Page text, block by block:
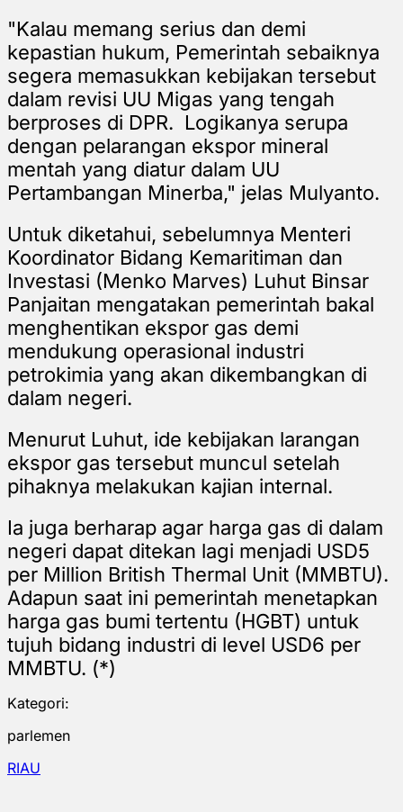
"Kalau memang serius dan demi
kepastian hukum, Pemerintah sebaiknya
segera memasukkan kebijakan tersebut
dalam revisi UU Migas yang tengah
berproses di DPR. Logikanya serupa
dengan pelarangan ekspor mineral
mentah yang diatur dalam UU
Pertambangan Minerba," jelas Mulyanto.
Untuk diketahui, sebelumnya Menteri
Koordinator Bidang Kemaritiman dan
Investasi (Menko Marves) Luhut Binsar
Panjaitan mengatakan pemerintah bakal
menghentikan ekspor gas demi
mendukung operasional industri
petrokimia yang akan dikembangkan di
dalam negeri.
Menurut Luhut, ide kebijakan larangan
ekspor gas tersebut muncul setelah
pihaknya melakukan kajian internal.
Ia juga berharap agar harga gas di dalam
negeri dapat ditekan lagi menjadi USD5
per Million British Thermal Unit (MMBTU).
Adapun saat ini pemerintah menetapkan
harga gas bumi tertentu (HGBT) untuk
tujuh bidang industri di level USD6 per
MMBTU. (*)
Kategori:
parlemen
RIAU